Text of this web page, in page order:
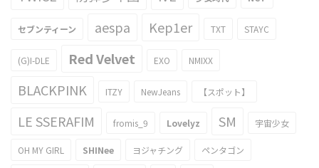
セブンティーン aespa Kep1er TXT STAYC
(G)I-DLE Red Velvet EXO NMIXX
BLACKPINK ITZY NewJeans 【スポット】
LE SSERAFIM fromis_9 Lovelyz SM 宇宙少女
OH MY GIRL SHINee ヨジャチング ペンタゴン